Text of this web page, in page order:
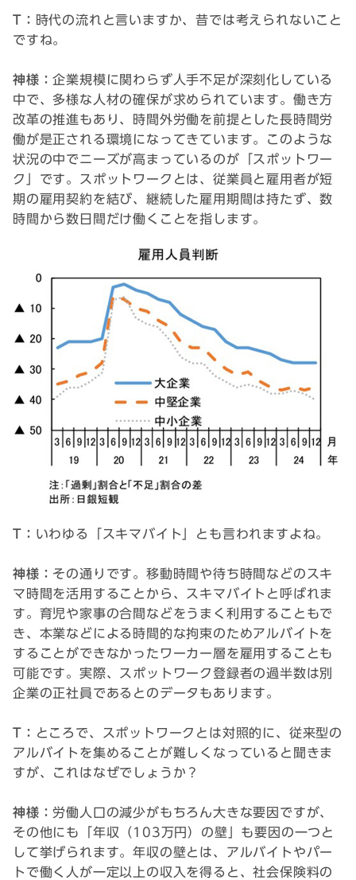
T： 時代の流れと言いますか、昔では考えられないこと
ですね。
神様：企業規模に関わらず人手不足が深刻化している
中で、多様な人材の確保が求められています。働き方
改革の推進もあり、時間外労働を前提とした長時間労
働が是正される環境になってきています。このような
状況の中でニーズが高まっているのが「スポットワー
ク」です。スポットワークとは、従業員と雇用者が短
期の雇用契約を結び、継続した雇用期間は持たず、数
時間から数日間だけ働くことを指します。
T： いわゆる「スキマバイト」とも言われますよね。
神様： その通りです。移動時間や待ち時間などのスキ
マ時間を活用することから、スキマバイトと呼ばれま
す。育児や家事の合間などをうまく利用することもで
き、本業などによる時間的な拘束のためアルバイトを
することができなかったワーカー層を雇用することも
可能です。実際、スポットワーク登録者の過半数は別
企業の正社員であるとのデータもあります。
T： ところで、スポットワークとは対照的に、従来型の
アルバイトを集めることが難しくなっていると聞きま
すが、これはなぜでしょうか？
神様： 労働人口の減少がもちろん大きな要因ですが、
その他にも「年収（103万円）の壁」も要因の一つと
して挙げられます。年収の壁とは、アルバイトやパー
トで働く人が一定以上の収入を得ると、社会保険料の